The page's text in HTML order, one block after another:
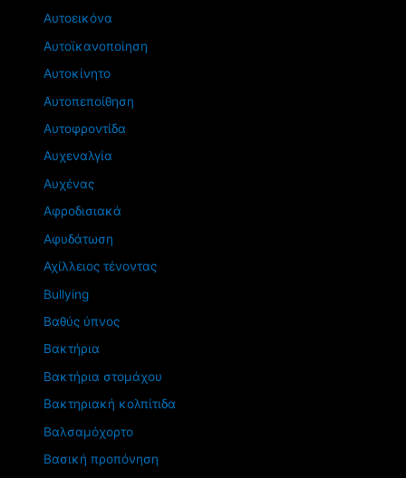
Αυτοεικόνα
Αυτοϊκανοποίηση
Αυτοκίνητο
Αυτοπεποίθηση
Αυτοφροντίδα
Αυχεναλγία
Αυχένας
Αφροδισιακά
Αφυδάτωση
Αχίλλειος τένοντας
Βullying
Βαθύς ύπνος
Βακτήρια
Βακτήρια στομάχου
Βακτηριακή κολπίτιδα
Βαλσαμόχορτο
Βασική προπόνηση